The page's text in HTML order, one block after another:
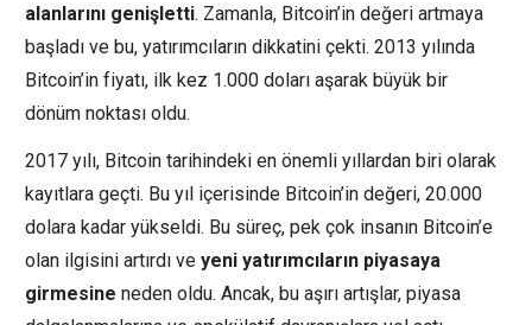
alanlarını genişletti. Zamanla, Bitcoin’in değeri artmaya
başladı ve bu, yatırımcıların dikkatini çekti. 2013 yılında
Bitcoin’in fiyatı, ilk kez 1.000 doları aşarak büyük bir
dönüm noktası oldu.
2017 yılı, Bitcoin tarihindeki en önemli yıllardan biri olarak
kayıtlara geçti. Bu yıl içerisinde Bitcoin’in değeri, 20.000
dolara kadar yükseldi. Bu süreç, pek çok insanın Bitcoin’e
olan ilgisini artırdı ve yeni yatırımcıların piyasaya
girmesine neden oldu. Ancak, bu aşırı artışlar, piyasa